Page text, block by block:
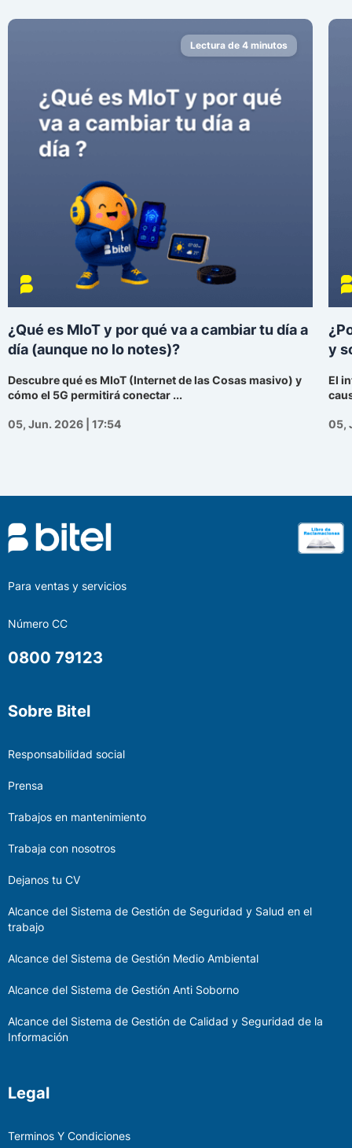
Lectura de 4 minutos
¿Qué es MIoT y por qué va a cambiar tu día a
día (aunque no lo notes)?
Descubre qué es MIoT (Internet de las Cosas masivo) y
cómo el 5G permitirá conectar ...
05, Jun. 2026 | 17:54
y
El
05,
Para ventas y servicios
Número CC
0800 79123
Sobre Bitel
Responsabilidad social
Prensa
Trabajos en mantenimiento
Trabaja con nosotros
Dejanos tu CV
Alcance del Sistema de Gestión de Seguridad y Salud en el
trabajo
Alcance del Sistema de Gestión Medio Ambiental
Alcance del Sistema de Gestión Anti Soborno
Alcance del Sistema de Gestión de Calidad y Seguridad de la
Información
Legal
Terminos Y Condiciones